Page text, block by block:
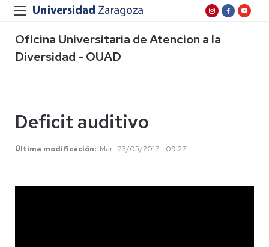
Oficina Universitaria de Atencion a la
Diversidad - OUAD
Deficit auditivo
Última modificación Mar , 23/05/2017 - 09:27